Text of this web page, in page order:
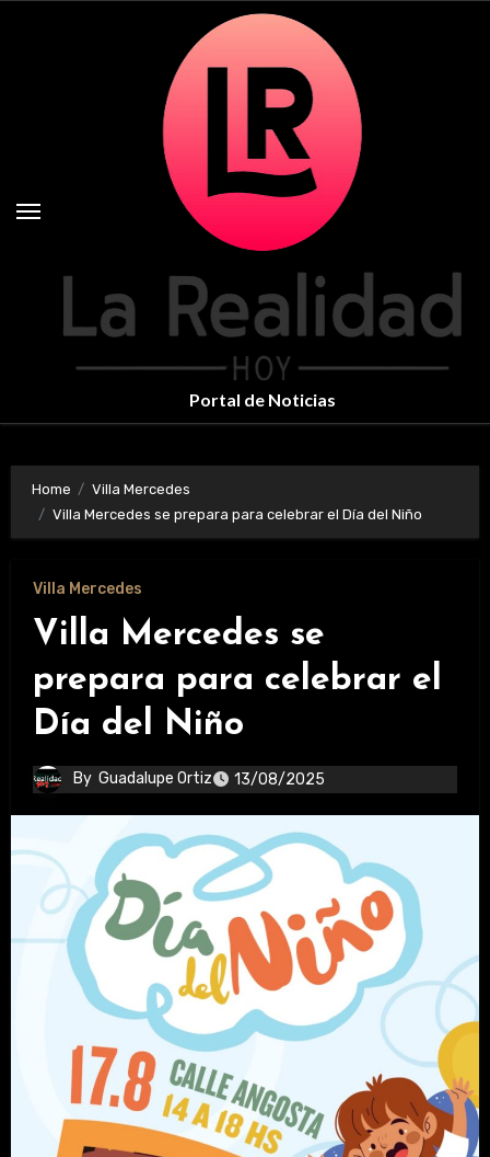
Portal de Noticias
Home
Villa Mercedes
Villa Mercedes se prepara para celebrar el Día del Niño
Villa Mercedes
Villa Mercedes se
prepara para celebrar el
Día del Niño
By Guadalupe Ortiz 13/08/2025